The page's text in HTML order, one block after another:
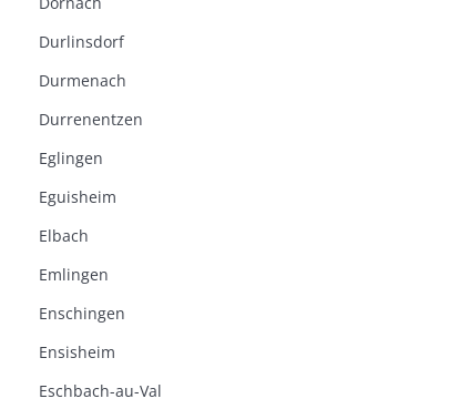
Durlinsdorf
Durmenach
Durrenentzen
Eglingen
Eguisheim
Elbach
Emlingen
Enschingen
Ensisheim
Eschbach-au-Val